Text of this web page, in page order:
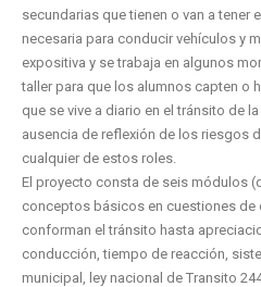
secundarias que tienen o van a tener
necesaria para conducir vehículos y
expositiva y se trabaja en algunos
taller para que los alumnos capten o
que se vive a diario en el tránsito de
ausencia de reflexión de los riesgos
cualquier de estos roles.
El proyecto consta de seis módulos
conceptos básicos en cuestiones de
conforman el tránsito hasta
conducción, tiempo de reacción,
municipal, ley nacional de Transito